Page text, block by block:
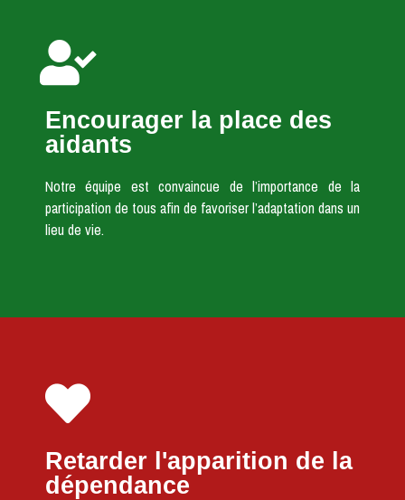
Encourager la place des
aidants
Notre équipe est convaincue de l’importance de la
participation de tous afin de favoriser l’adaptation dans un
lieu de vie.
Retarder l'apparition de la
dépendance